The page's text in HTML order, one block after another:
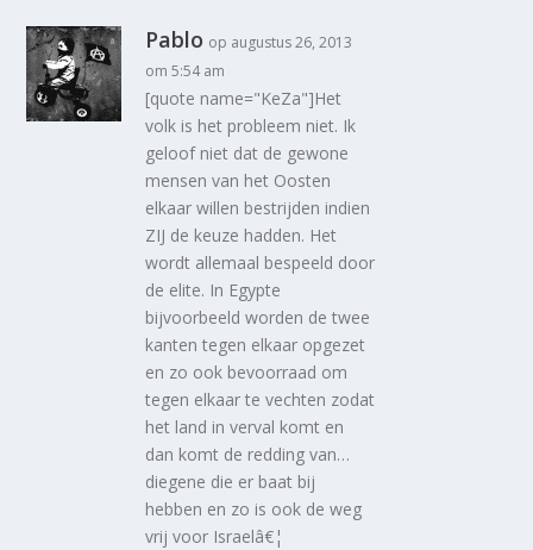
Pablo op augustus 26, 2013
om 5:54 am
[quote name="KeZa"]Het
volk is het probleem niet. Ik
geloof niet dat de gewone
mensen van het Oosten
elkaar willen bestrijden indien
ZIJ de keuze hadden. Het
wordt allemaal bespeeld door
de elite. In Egypte
bijvoorbeeld worden de twee
kanten tegen elkaar opgezet
en zo ook bevoorraad om
tegen elkaar te vechten zodat
het land in verval komt en
dan komt de redding van…
diegene die er baat bij
hebben en zo is ook de weg
vrij voor Israelâ€¦